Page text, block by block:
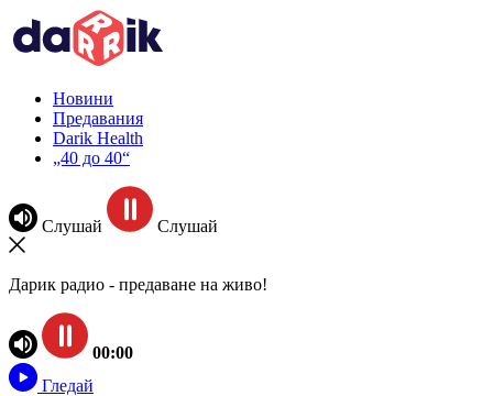
Новини
Предавания
Darik Health
„40 до 40“
Слушай Слушай
Дарик радио - предаване на живо!
00:00
Гледай